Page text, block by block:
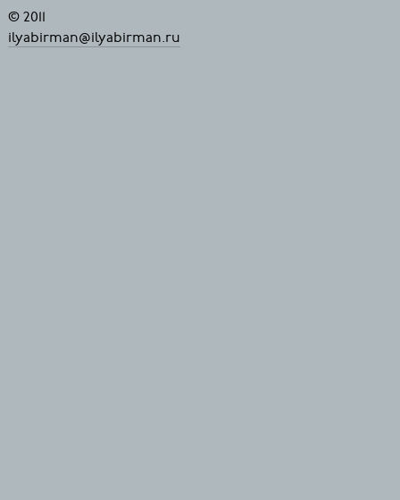
© 2011
ilyabirman@ilyabirman.ru